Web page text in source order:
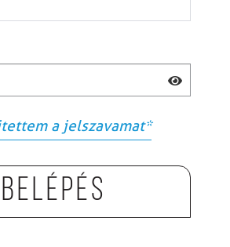
a jelszavamat*
Belépés